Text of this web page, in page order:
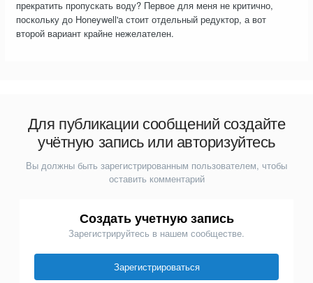
прекратить пропускать воду? Первое для меня не критично,
поскольку до Honeywell'а стоит отдельный редуктор, а вот
второй вариант крайне нежелателен.
Для публикации сообщений создайте
учётную запись или авторизуйтесь
Вы должны быть зарегистрированным пользователем, чтобы
оставить комментарий
Создать учетную запись
Зарегистрируйтесь в нашем сообществе.
Зарегистрироваться